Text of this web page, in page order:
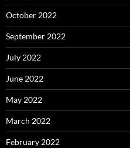
October 2022
September 2022
July 2022
June 2022
May 2022
March 2022
February 2022